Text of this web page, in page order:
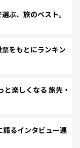
ぶ、旅のベスト。
をもとにランキン
楽しくなる 旅先・
るインタビュー連